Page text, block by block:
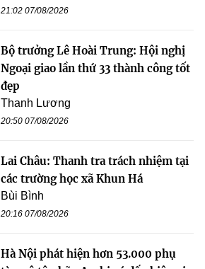
21:02 07/08/2026
Bộ trưởng Lê Hoài Trung: Hội nghị
Ngoại giao lần thứ 33 thành công tốt
đẹp
Thanh Lương
20:50 07/08/2026
Lai Châu: Thanh tra trách nhiệm tại
các trường học xã Khun Há
Bùi Bình
20:16 07/08/2026
Hà Nội phát hiện hơn 53.000 phụ